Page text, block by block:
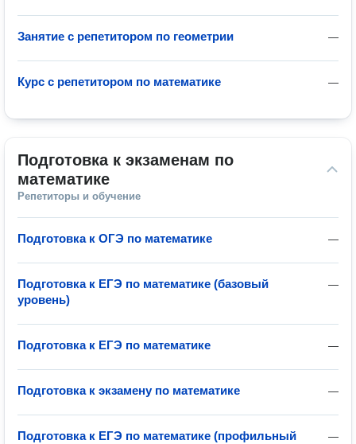
—
Занятие с репетитором по геометрии
—
Курс с репетитором по математике
Подготовка к экзаменам по
математике
Репетиторы и обучение
—
Подготовка к ОГЭ по математике
—
Подготовка к ЕГЭ по математике (базовый
уровень)
—
Подготовка к ЕГЭ по математике
—
Подготовка к экзамену по математике
—
Подготовка к ЕГЭ по математике (профильный